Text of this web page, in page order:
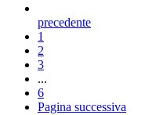
precedente
1
2
3
...
6
Pagina successiva